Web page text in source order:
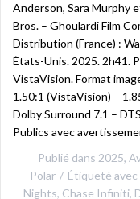
Anderson, Sara Murphy
Bros. – Ghoulardi Film
Distribution (France) :
États-Unis. 2025. 2h41.
VistaVision. Format
1.50:1 (VistaVision) –
Dolby Surround 7.1 –
Publics avec
Publié dans 2025,
Polar
Étiqueté avec
Nights, Chase Infiniti,